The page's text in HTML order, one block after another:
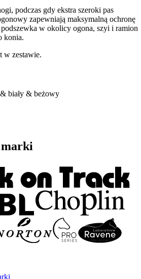
podczas gdy ekstra szeroki pas
zapewniają maksymalną ochronę
w okolicy ogona, szyi i ramion
konia.
w zestawie.
biały & beżowy
marki